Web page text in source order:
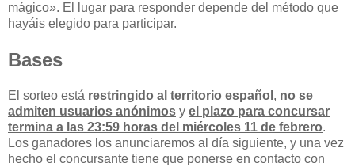
mágico». El lugar para responder depende del método que
hayáis elegido para participar.
Bases
El sorteo está restringido al territorio español , no se
admiten usuarios anónimos y el plazo para concursar
termina a las 23:59 horas del miércoles 11 de febrero.
Los ganadores los anunciaremos al día siguiente, y una vez
hecho el concursante tiene que ponerse en contacto con